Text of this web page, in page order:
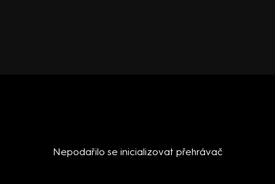
Nepodařilo se inicializovat přehrávač